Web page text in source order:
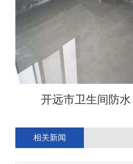
开远市卫生间防水
相关新闻